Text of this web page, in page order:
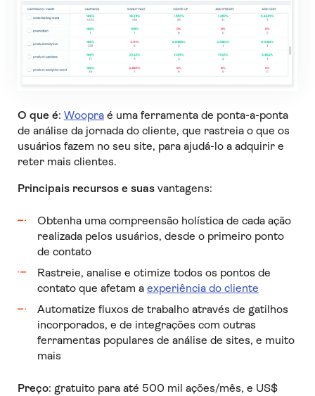
O que é: Woopraé uma ferramenta de ponta-a-ponta
de análise da jornada do cliente, que rastreia o que os
usuários fazem no seu site, para ajudá-lo a adquirir e
reter mais clientes.
Principais recursos e suasvantagens:
Obtenha uma compreensão holística de cada ação
realizada pelos usuários, desde o primeiro ponto
de contato
Rastreie, analise e otimize todos os pontos de
contato que afetam a experiência do cliente
Automatize fluxos de trabalho através de gatilhos
incorporados, e de integrações com outras
ferramentas populares de análise de sites, e muito
mais
Preço: gratuito para até 500 mil ações/mês, e US$